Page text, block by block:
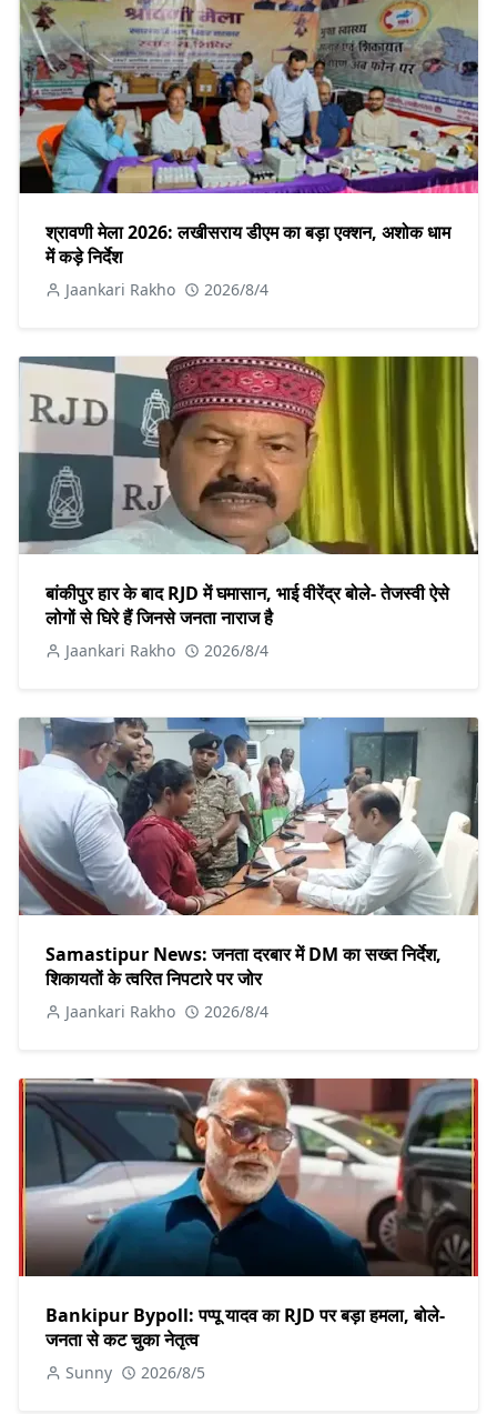
श्रावणी मेला 2026: लखीसराय डीएम का बड़ा एक्शन, अशोक धाम
में कड़े निर्देश
Jaankari Rakho 2026/8/4
बांकीपुर हार के बाद RJD में घमासान, भाई वीरेंद्र बोले- तेजस्वी ऐसे
लोगों से घिरे हैं जिनसे जनता नाराज है
Jaankari Rakho 2026/8/4
Samastipur News: जनता दरबार में DM का सख्त निर्देश,
शिकायतों के त्वरित निपटारे पर जोर
Jaankari Rakho 2026/8/4
Bankipur Bypoll: पप्पू यादव का RJD पर बड़ा हमला, बोले-
जनता से कट चुका नेतृत्व
Sunny 2026/8/5